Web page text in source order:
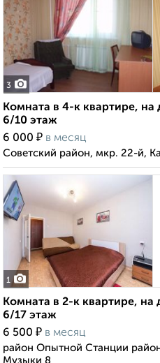
3
Комната в 4-к квартире, на
6/10 этаж
6 000 ₽ в месяц
Советский район, мкр. 22-й,
1
Комната в 2-к квартире, на
6/17 этаж
6 500 ₽ в месяц
район Опытной Станции
Музыки 8